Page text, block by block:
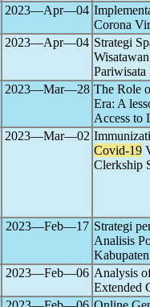
2023―Apr―04
Corona
2023―Apr―04 Strategi
Pariwisata
2023―Mar―28 The Role
Era: A
Access to
2023―Mar―02
Covid-19
Clerkship
2023―Feb―17 Strategi
Analisis
2023―Feb―06 Analysis
Extended